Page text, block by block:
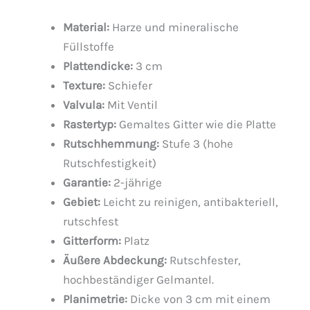
Material: Harze und mineralische
Füllstoffe
Plattendicke: 3 cm
Texture: Schiefer
Valvula: Mit Ventil
Rastertyp: Gemaltes Gitter wie die Platte
Rutschhemmung: Stufe 3 (hohe
Rutschfestigkeit)
Garantie: 2-jährige
Gebiet: Leicht zu reinigen, antibakteriell,
rutschfest
Gitterform: Platz
Äußere Abdeckung: Rutschfester,
hochbeständiger Gelmantel.
Planimetrie: Dicke von 3 cm mit einem